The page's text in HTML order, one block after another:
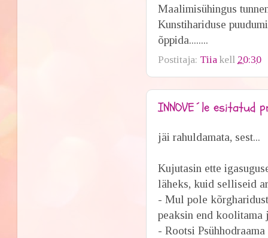
Maalimisühingus
Kunstihariduse
õppida........
Postitaja: Tiia kell 20:30
INNOVE´le esitatud
jäi rahuldamata, sest...
Kujutasin ette
läheks, kuid selliseid
- Mul pole
peaksin end
- Rootsi